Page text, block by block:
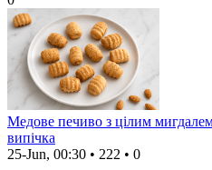
Медове печиво з цілим
випічка
25-Jun, 00:30 • 222 • 0